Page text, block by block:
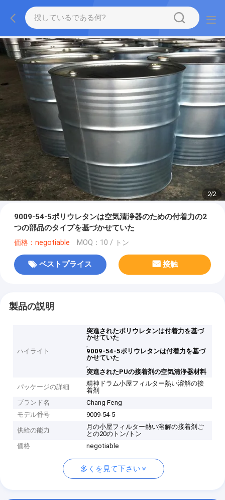
2/2
9009-54-5ポリウレタンは空気清浄器のための付着力の2
つの部品のタイプを基づかせていた
価格：negotiable MOQ：10 / トン
ベストプライス 接触
製品の説明
ハイライト
突進されたポリウレタンは付着力を基づ
かせていた
,
9009-54-5ポリウレタンは付着力を基づ
かせていた
,
突進されたPUの接着剤の空気清浄器材料
パッケージの詳細
精神ドラム小屋フィルター熱い溶解の接
着剤
ブランド名
Chang Feng
モデル番号
9009-54-5
供給の能力
月の小屋フィルター熱い溶解の接着剤ご
との20のトン/トン
価格
negotiable
多くを見て下さい